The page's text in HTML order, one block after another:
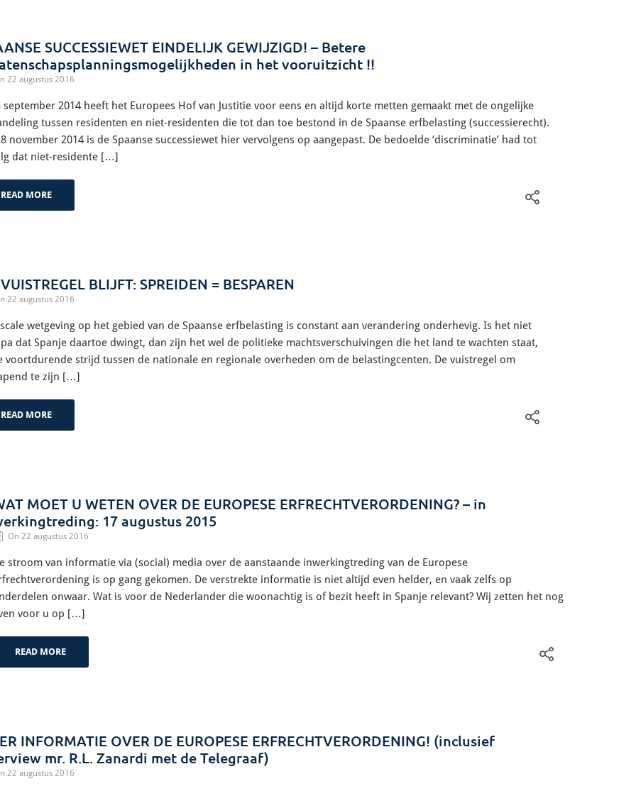
SUCCESSIEWET EINDELIJK GEWIJZIGD! – Betere
in het vooruitzicht !!
22 augustus 2016
september 2014 heeft het Europees Hof van Justitie voor eens en altijd korte metten gemaakt met de ongelijke
tussen residenten en niet-residenten die tot dan toe bestond in de Spaanse erfbelasting (successierecht).
november 2014 is de Spaanse successiewet hier vervolgens op aangepast. De bedoelde ‘discriminatie’ had tot
dat niet-residente […]
READ MORE
BLIJFT: SPREIDEN = BESPAREN
22 augustus 2016
wetgeving op het gebied van de Spaanse erfbelasting is constant aan verandering onderhevig. Is het niet
dat Spanje daartoe dwingt, dan zijn het wel de politieke machtsverschuivingen die het land te wachten staat,
voortdurende strijd tussen de nationale en regionale overheden om de belastingcenten. De vuistregel om
te zijn […]
READ MORE
MOET U WETEN OVER DE EUROPESE ERFRECHTVERORDENING? – in
17 augustus 2015
On 22 augustus 2016
stroom van informatie via (social) media over de aanstaande inwerkingtreding van de Europese
is op gang gekomen. De verstrekte informatie is niet altijd even helder, en vaak zelfs op
onwaar. Wat is voor de Nederlander die woonachtig is of bezit heeft in Spanje relevant? Wij zetten het nog
voor u op […]
READ MORE
INFORMATIE OVER DE EUROPESE ERFRECHTVERORDENING! (inclusief
mr. R.L. Zanardi met de Telegraaf)
22 augustus 2016